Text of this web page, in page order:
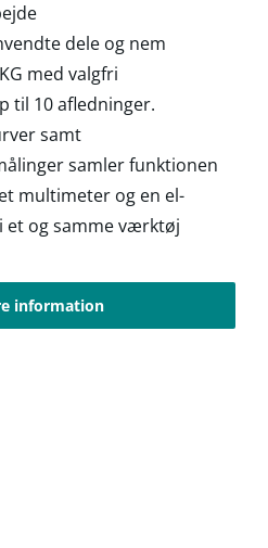
dele og nem
med valgfri
til 10 afledninger.
samt
samler funktionen
multimeter og en el-
et og samme værktøj
information